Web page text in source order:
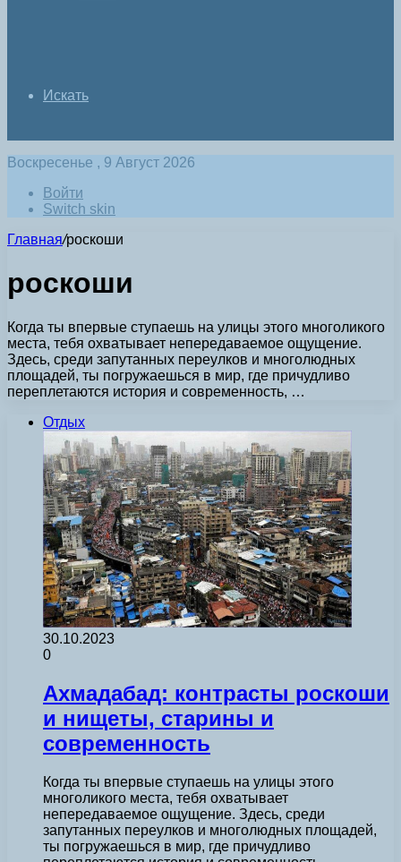
Искать
Воскресенье , 9 Август 2026
Войти
Switch skin
Главная/роскоши
роскоши
Когда ты впервые ступаешь на улицы этого многоликого
места, тебя охватывает непередаваемое ощущение.
Здесь, среди запутанных переулков и многолюдных
площадей, ты погружаешься в мир, где причудливо
переплетаются история и современность, …
Отдых
30.10.2023
0
Ахмадабад: контрасты роскоши
и нищеты, старины и
современность
Когда ты впервые ступаешь на улицы этого
многоликого места, тебя охватывает
непередаваемое ощущение. Здесь, среди
запутанных переулков и многолюдных площадей,
ты погружаешься в мир, где причудливо